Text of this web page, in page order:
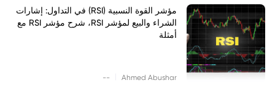
مؤشر القوة النسبية (RSI) في التداول: إشارات
الشراء والبيع لمؤشر RSI، شرح مؤشر RSI مع
أمثلة
Ahmed Abushar
--